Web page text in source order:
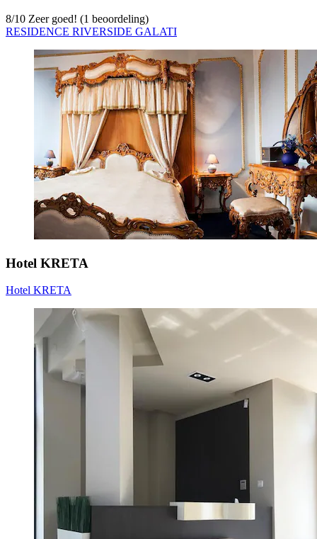
8/10 Zeer goed! (1 beoordeling)
RESIDENCE RIVERSIDE GALATI
Hotel KRETA
Hotel KRETA